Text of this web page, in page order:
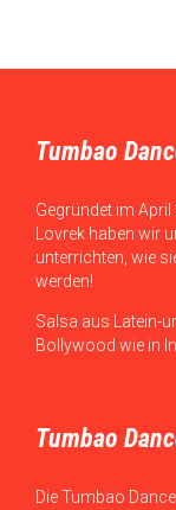
Tumbao
Gegründet im
Lovrek haben wir
unterrichten, wie
werden!
Salsa aus Latein-
Bollywood wie in
Tumbao
Die Tumbao